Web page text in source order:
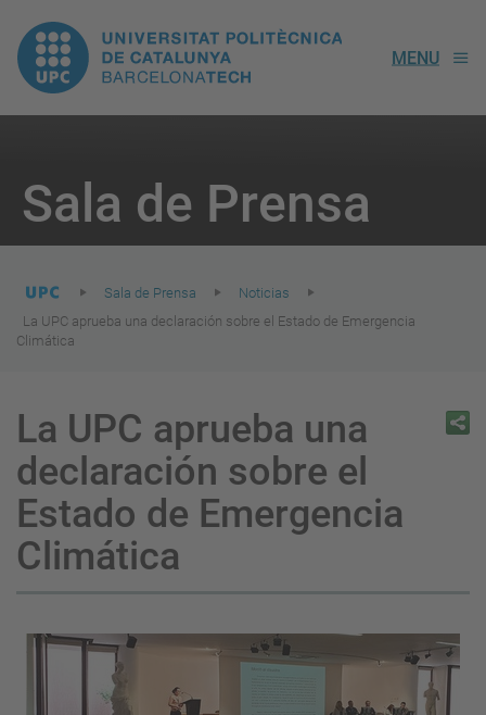
UPC.
Universitat
de
Catalunya
MENU
Sala de Prensa
here:
Sala de Prensa
Noticias
La UPC aprueba una declaración sobre el Estado de Emergencia
Climática
La UPC aprueba una
declaración sobre el
Estado de Emergencia
Climática